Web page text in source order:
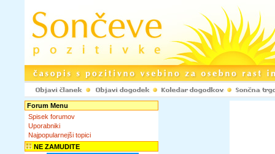
Forum Menu
Spisek forumov
Uporabniki
Najpopularnejši topici
NE ZAMUDITE